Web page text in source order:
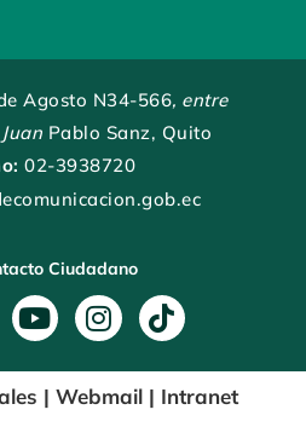
Agosto N34-566, entre
Pablo Sanz, Quito
02-3938720
Ciudadano
Y
o
u
t
I
n
s
t
T
i
k
t
| Webmail | Intranet